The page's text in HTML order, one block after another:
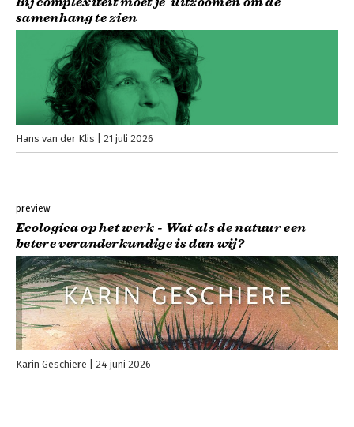
samenhang te zien
Hans van der Klis 21 juli 2026
preview
Ecologica op het werk - Wat als de natuur een
betere veranderkundige is dan wij?
Karin Geschiere 24 juni 2026